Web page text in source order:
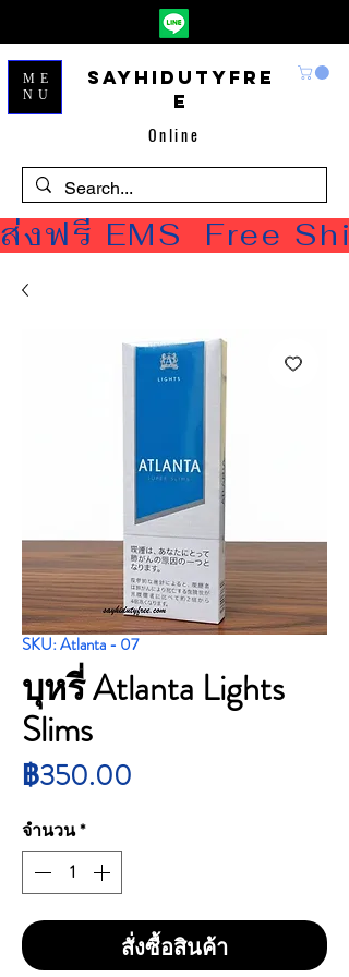
Sayhidutyfre
e
Online
ME
NU
ส่งฟรี EMS  Free
SKU: Atlanta - 07
บุหรี่ Atlanta Lights
Slims
฿350.00
จำนวน*
สั่งซื้อสินค้า